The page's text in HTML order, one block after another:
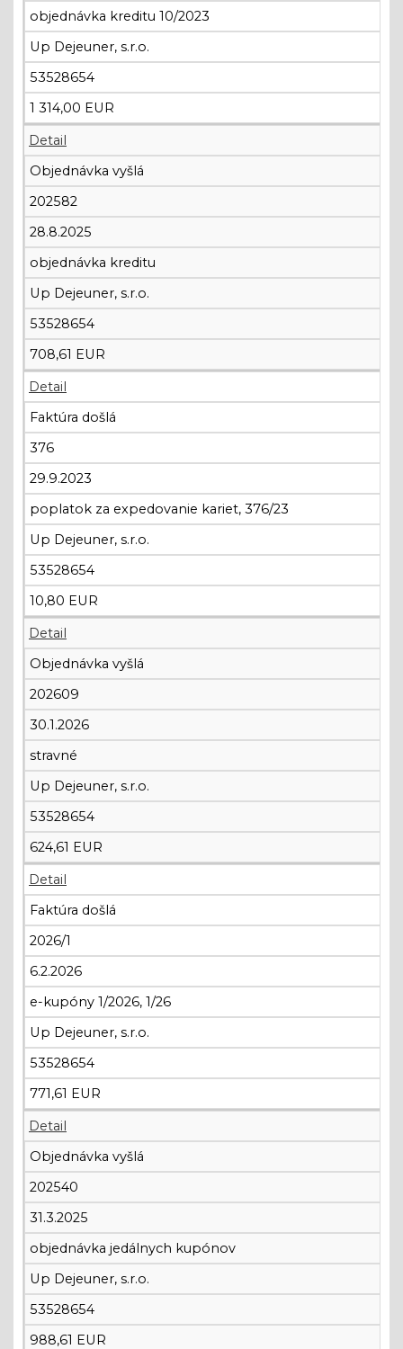
objednávka kreditu 10/2023
Up Dejeuner, s.r.o.
53528654
1 314,00 EUR
Detail
Objednávka vyšlá
202582
28.8.2025
objednávka kreditu
Up Dejeuner, s.r.o.
53528654
708,61 EUR
Detail
Faktúra došlá
376
29.9.2023
poplatok za expedovanie kariet, 376/23
Up Dejeuner, s.r.o.
53528654
10,80 EUR
Detail
Objednávka vyšlá
202609
30.1.2026
stravné
Up Dejeuner, s.r.o.
53528654
624,61 EUR
Detail
Faktúra došlá
2026/1
6.2.2026
e-kupóny 1/2026, 1/26
Up Dejeuner, s.r.o.
53528654
771,61 EUR
Detail
Objednávka vyšlá
202540
31.3.2025
objednávka jedálnych kupónov
Up Dejeuner, s.r.o.
53528654
988,61 EUR